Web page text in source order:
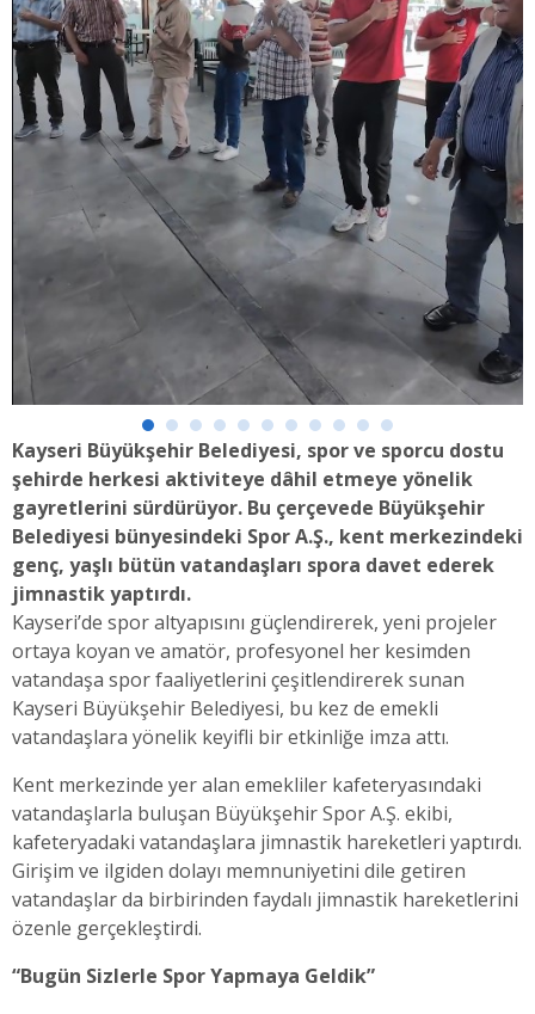
Kayseri Büyükşehir Belediyesi, spor ve sporcu dostu
şehirde herkesi aktiviteye dâhil etmeye yönelik
gayretlerini sürdürüyor. Bu çerçevede Büyükşehir
Belediyesi bünyesindeki Spor A.Ş., kent merkezindeki
genç, yaşlı bütün vatandaşları spora davet ederek
jimnastik yaptırdı.
Kayseri’de spor altyapısını güçlendirerek, yeni projeler
ortaya koyan ve amatör, profesyonel her kesimden
vatandaşa spor faaliyetlerini çeşitlendirerek sunan
Kayseri Büyükşehir Belediyesi, bu kez de emekli
vatandaşlara yönelik keyifli bir etkinliğe imza attı.
Kent merkezinde yer alan emekliler kafeteryasındaki
vatandaşlarla buluşan Büyükşehir Spor A.Ş. ekibi,
kafeteryadaki vatandaşlara jimnastik hareketleri yaptırdı.
Girişim ve ilgiden dolayı memnuniyetini dile getiren
vatandaşlar da birbirinden faydalı jimnastik hareketlerini
özenle gerçekleştirdi.
“Bugün Sizlerle Spor Yapmaya Geldik”